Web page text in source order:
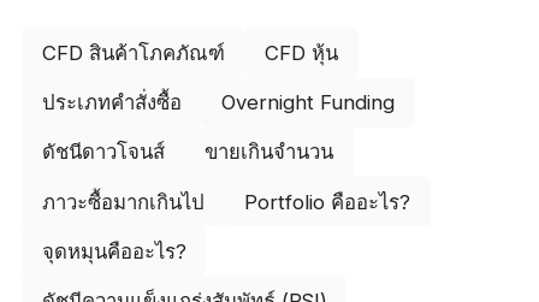
CFD สินค้าโภคภัณฑ์ CFD หุ้น
ประเภทคำสั่งซื้อ Overnight Funding
ดัชนีดาวโจนส์ ขายเกินจำนวน
ภาวะซื้อมากเกินไป Portfolio คืออะไร?
จุดหมุนคืออะไร?